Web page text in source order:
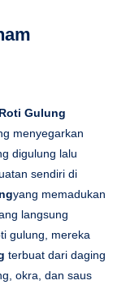
yang memadukan
gulung, mereka
okra, dan saus
gunung